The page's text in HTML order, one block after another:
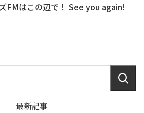
FMはこの辺で！ See you again!
最新記事